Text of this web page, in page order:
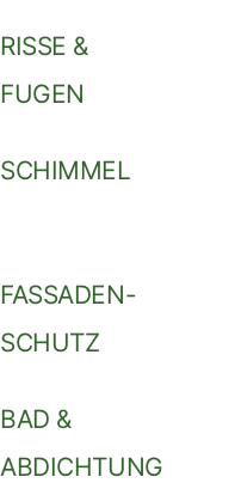
RISSE &
FUGEN
SCHIMMEL
FASSADEN-
SCHUTZ
BAD &
ABDICHTUNG